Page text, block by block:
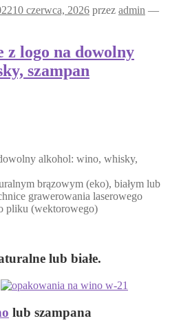
10 czerwca, 2026 przez admin —
z logo na dowolny
szampan
alkohol: wino, whisky,
brązowym (eko), białym lub
grawerowania laserowego
pliku (wektorowego)
lub białe.
lub szampana